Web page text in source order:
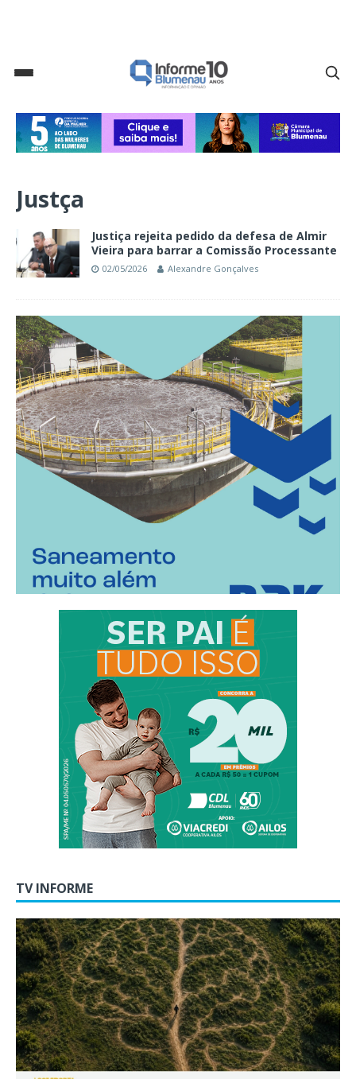
Justça
Justiça rejeita pedido da defesa de Almir
Vieira para barrar a Comissão Processante
02/05/2026 Alexandre Gonçalves
TV INFORME